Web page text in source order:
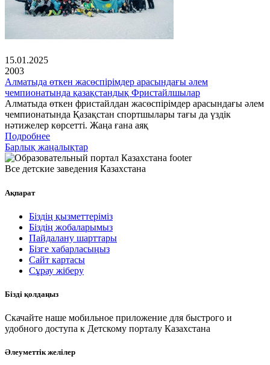
15.01.2025
2003
Алматыда өткен жасөспірімдер арасындағы әлем
чемпионатында қазақстандық Фристайлшылар
Алматыда өткен фристайлдан жасөспірімдер арасындағы әлем
чемпионатында Қазақстан спортшылары тағы да үздік
нәтижелер көрсетті. Жаңа ғана аяқ
Подробнее
Барлық жаңалықтар
Все детские заведения Казахстана
Ақпарат
Біздің қызметтеріміз
Біздің жобаларымыз
Пайдалану шарттары
Бізге хабарласыңыз
Сайт картасы
Сұрау жіберу
Бізді қолдаңыз
Скачайте наше мобильное приложение для быстрого и
удобного доступа к Детскому порталу Казахстана
Әлеуметтік желілер